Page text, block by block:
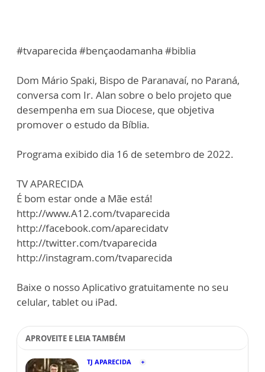
#tvaparecida #bençaodamanha #biblia
Dom Mário Spaki, Bispo de Paranavaí, no Paraná,
conversa com Ir. Alan sobre o belo projeto que
desempenha em sua Diocese, que objetiva
promover o estudo da Bíblia.
Programa exibido dia 16 de setembro de 2022.
TV APARECIDA
É bom estar onde a Mãe está!
http://www.A12.com/tvaparecida
http://facebook.com/aparecidatv
http://twitter.com/tvaparecida
http://instagram.com/tvaparecida
Baixe o nosso Aplicativo gratuitamente no seu
celular, tablet ou iPad.
APROVEITE E LEIA TAMBÉM
TJ APARECIDA